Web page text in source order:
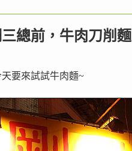
總前，牛肉刀削麵
天要來試試牛肉麵~